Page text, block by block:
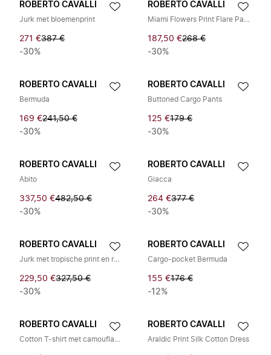
ROBERTO CAVALLI
Jurk met bloemenprint
271 €387 €
-30%
ROBERTO CAVALLI
Miami Flowers Print Flare Pants
187,50 €268 €
-30%
ROBERTO CAVALLI
Bermuda
169 €241,50 €
-30%
ROBERTO CAVALLI
Buttoned Cargo Pants
125 €179 €
-30%
ROBERTO CAVALLI
Abito
337,50 €482,50 €
-30%
ROBERTO CAVALLI
Giacca
264 €377 €
-30%
ROBERTO CAVALLI
Jurk met tropische print en ruches
229,50 €327,50 €
-30%
ROBERTO CAVALLI
Cargo-pocket Bermuda
155 €176 €
-12%
ROBERTO CAVALLI
Cotton T-shirt met camouflageprint
ROBERTO CAVALLI
Araldic Print Silk Cotton Dress